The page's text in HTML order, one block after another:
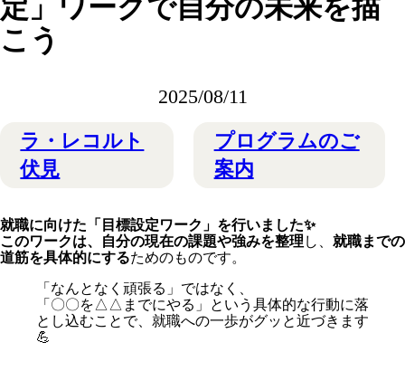
定」ワークで自分の未来を描
こう
2025/08/11
ラ・レコルト
伏見
プログラムのご
案内
就職に向けた「目標設定ワーク」を行いました✨
このワークは、自分の現在の課題や強みを整理 し、 就職までの
道筋を具体的にするためのものです。
「なんとなく頑張る」ではなく、
「〇〇を△△までにやる」という具体的な行動に落
とし込むことで、就職への一歩がグッと近づきます
💪